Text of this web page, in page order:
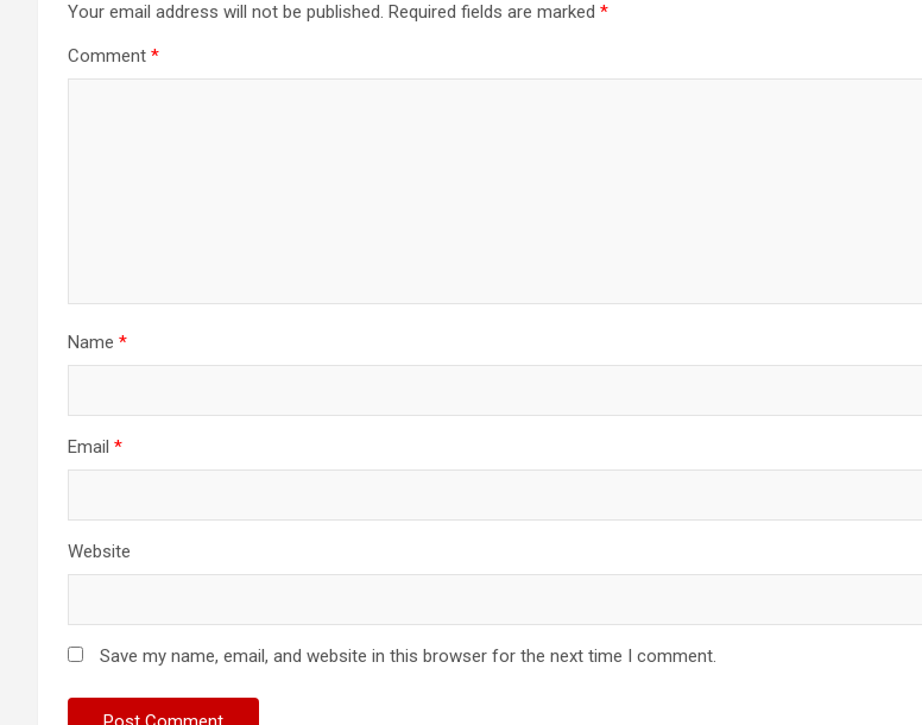
Your email address will not be published. Required fields are marked *
Comment *
Name *
Email *
Website
Save my name, email, and website in this browser for the next time I comment.